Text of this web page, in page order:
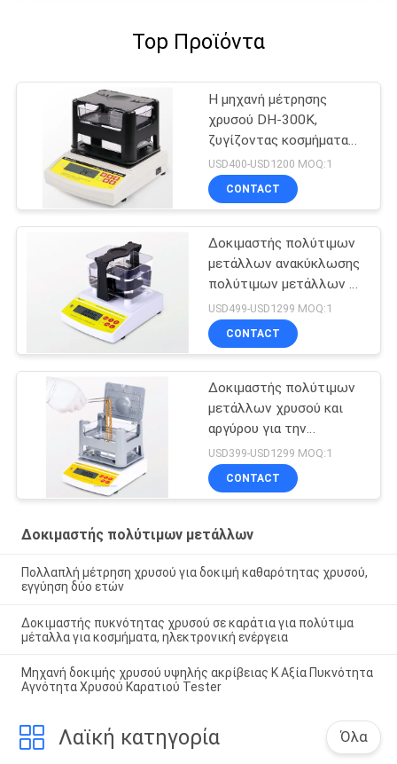
Top Προϊόντα
Η μηχανή μέτρησης
χρυσού DH-300K,
ζυγίζοντας κοσμήματα
ζυγίζοντας ζυγαριά
Χρυσός δοκιμαστής
ανιχνευτής καθαρότητας
USD400-USD1200 MOQ:1
CONTACT
Δοκιμαστής πολύτιμων
μετάλλων ανακύκλωσης
πολύτιμων μετάλλων με
μεγάλη χωρητικότητα
μέτρησης
USD499-USD1299 MOQ:1
CONTACT
Δοκιμαστής πολύτιμων
μετάλλων χρυσού και
αργύρου για την
αναγνώριση κοσμημάτων
USD399-USD1299 MOQ:1
CONTACT
Δοκιμαστής πολύτιμων μετάλλων
Πολλαπλή μέτρηση χρυσού για δοκιμή καθαρότητας χρυσού,
εγγύηση δύο ετών
Δοκιμαστής πυκνότητας χρυσού σε καράτια για πολύτιμα
μέταλλα για κοσμήματα, ηλεκτρονική ενέργεια
Μηχανή δοκιμής χρυσού υψηλής ακρίβειας K Αξία Πυκνότητα
Αγνότητα Χρυσού Καρατιού Tester
Λαϊκή κατηγορία Όλα